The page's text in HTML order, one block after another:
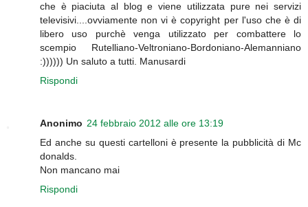
che è piaciuta al blog e viene utilizzata pure nei servizi
televisivi....ovviamente non vi è copyright per l'uso che è di
libero uso purchè venga utilizzato per combattere lo
scempio Rutelliano-Veltroniano-Bordoniano-Alemanniano
:)))))) Un saluto a tutti. Manusardi
Rispondi
Anonimo 24 febbraio 2012 alle ore 13:19
Ed anche su questi cartelloni è presente la pubblicità di Mc
donalds.
Non mancano mai
Rispondi